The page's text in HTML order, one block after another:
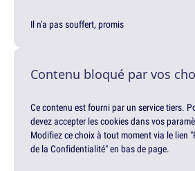
Il n'a pas souffert, promis
Contenu bloqué par vos
Ce contenu est fourni par un service tiers.
devez accepter les cookies dans vos
Modifiez ce choix à tout moment via le lien
de la Confidentialité" en bas de page.